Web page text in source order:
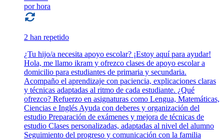
por hora
2 han repetido
¿Tu hijo/a necesita apoyo escolar? ¡Estoy aquí para ayudar!
Hola, me llamo ikram y ofrezco clases de apoyo escolar a
domicilio para estudiantes de primaria y secundaria.
Acompaño el aprendizaje con paciencia, explicaciones claras
y técnicas adaptadas al ritmo de cada estudiante. ¿Qué
ofrezco? Refuerzo en asignaturas como Lengua, Matemáticas,
Ciencias e Inglés Ayuda con deberes y organización del
estudio Preparación de exámenes y mejora de técnicas de
estudio Clases personalizadas, adaptadas al nivel del alumno
Seguimiento del progreso y comunicación con la familia